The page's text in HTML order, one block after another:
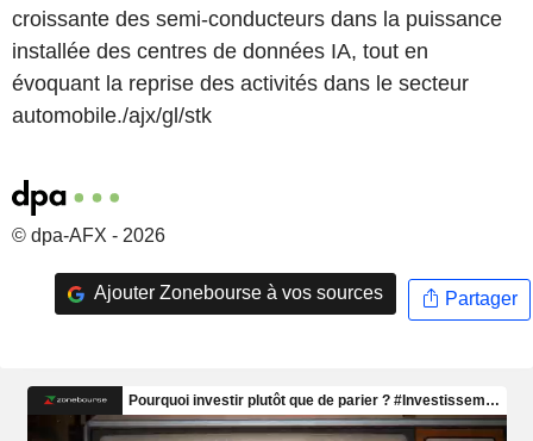
croissante des semi-conducteurs dans la puissance
installée des centres de données IA, tout en
évoquant la reprise des activités dans le secteur
automobile./ajx/gl/stk
© dpa-AFX - 2026
Ajouter Zonebourse à vos sources Partager